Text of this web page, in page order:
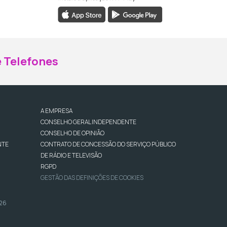
da RTP Madeira
da RTP Madeira
Telefones
A EMPRESA
CONSELHO GERAL INDEPENDENTE
CONSELHO DE OPINIÃO
CONTRATO DE CONCESSÃO DO SERVIÇO PÚBLICO
DE RÁDIO E TELEVISÃO
RGPD
GESTÃO DAS DEFINIÇÕES DE COOKIES